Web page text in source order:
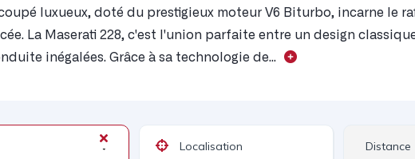
luxueux, doté du prestigieux moteur V6 Biturbo, incarne le
La Maserati 228, c'est l'union parfaite entre un design
inégalées. Grâce à sa technologie de...